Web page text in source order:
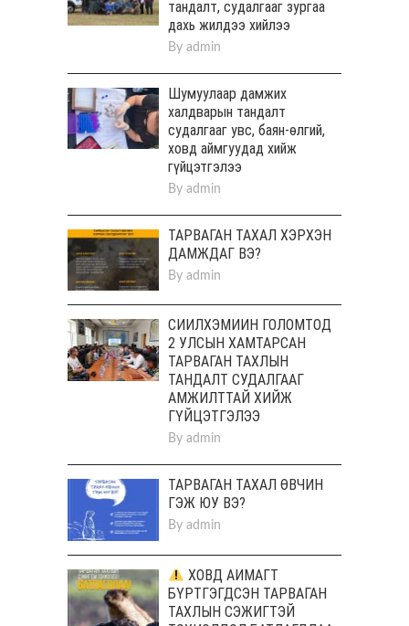
тандалт, судалгааг зургаа
дахь жилдээ хийлээ
By admin
Шумуулаар дамжих
халдварын тандалт
судалгааг увс, баян-өлгий,
ховд аймгуудад хийж
гүйцэтгэлээ
By admin
ТАРВАГАН ТАХАЛ ХЭРХЭН
ДАМЖДАГ ВЭ?
By admin
СИЙЛХЭМИЙН ГОЛОМТОД
2 УЛСЫН ХАМТАРСАН
ТАРВАГАН ТАХЛЫН
ТАНДАЛТ СУДАЛГААГ
АМЖИЛТТАЙ ХИЙЖ
ГҮЙЦЭТГЭЛЭЭ
By admin
ТАРВАГАН ТАХАЛ ӨВЧИН
ГЭЖ ЮУ ВЭ?
By admin
ХОВД АЙМАГТ
БҮРТГЭГДСЭН ТАРВАГАН
ТАХЛЫН СЭЖИГТЭЙ